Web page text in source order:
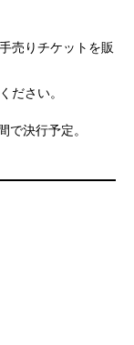
売りチケットを販
ださい。
決行予定。